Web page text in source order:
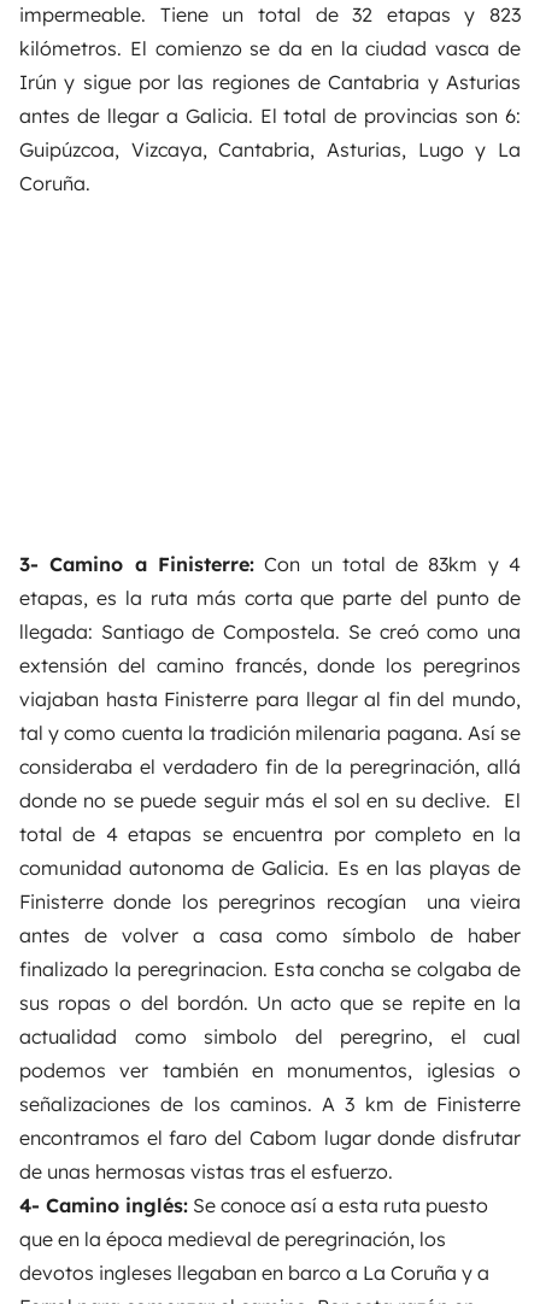
impermeable. Tiene un total de 32 etapas y 823
kilómetros. El comienzo se da en la ciudad vasca de
Irún y sigue por las regiones de Cantabria y Asturias
antes de llegar a Galicia. El total de provincias son 6:
Guipúzcoa, Vizcaya, Cantabria, Asturias, Lugo y La
Coruña.
3- Camino a Finisterre:Con un total de 83km y 4
etapas, es la ruta más corta que parte del punto de
llegada: Santiago de Compostela. Se creó como una
extensión del camino francés, donde los peregrinos
viajaban hasta Finisterre para llegar al fin del mundo,
tal y como cuenta la tradición milenaria pagana. Así se
consideraba el verdadero fin de la peregrinación, allá
donde no se puede seguir más el sol en su declive. El
total de 4 etapas se encuentra por completo en la
comunidad autonoma de Galicia. Es en las playas de
Finisterre donde los peregrinos recogían una vieira
antes de volver a casa como símbolo de haber
finalizado la peregrinacion. Esta concha se colgaba de
sus ropas o del bordón. Un acto que se repite en la
actualidad como simbolo del peregrino, el cual
podemos ver también en monumentos, iglesias o
señalizaciones de los caminos. A 3 km de Finisterre
encontramos el faro del Cabom lugar donde disfrutar
de unas hermosas vistas tras el esfuerzo.
4- Camino inglés: Se conoce así a esta ruta puesto
que en la época medieval de peregrinación, los
devotos ingleses llegaban en barco a La Coruña y a